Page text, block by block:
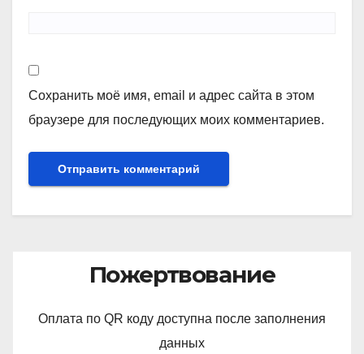
Сохранить моё имя, email и адрес сайта в этом
браузере для последующих моих комментариев.
Пожертвование
Оплата по QR коду доступна после заполнения
данных